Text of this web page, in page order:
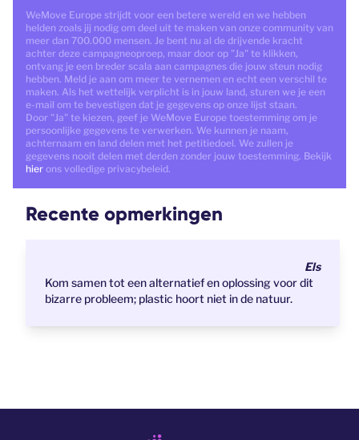
WeMove Europe strijdt voor een betere wereld en we hebben
helden zoals jij nodig om deel uit te maken van onze community van
meer dan 700.000 mensen. Je bent nu al de drijvende kracht
achter deze campagneoproep, maar door op "Ja" te klikken,
ontvang je een breder scala aan campagnes die jouw steun nodig
hebben. Meld je aan om meer te vernemen en echt een verschil te
maken. Als het wettelijk verplicht is in jouw land, sturen we je een
e-mail om te bevestigen dat je gegevens op onze lijst staan.
Door "Ja" te kiezen, geef je WeMove Europe toestemming om je
persoonlijke gegevens te verwerken. We kunnen je naam,
achternaam en land delen met het petitiedoel. We zullen je
gegevens nooit delen met derden zonder jouw toestemming. Bekijk
hier ons volledige privacybeleid.
Recente opmerkingen
Els
Kom samen tot een alternatief en oplossing voor dit
bizarre probleem; plastic hoort niet in de natuur.